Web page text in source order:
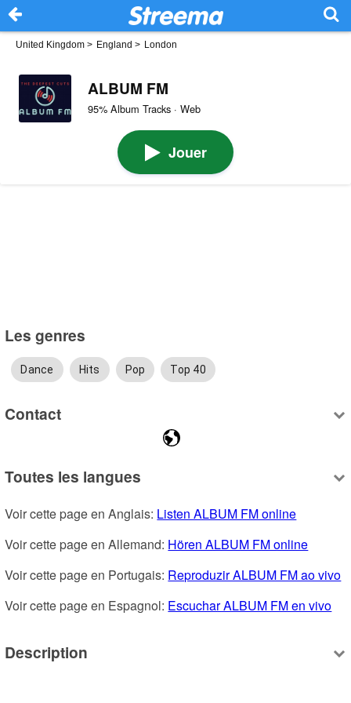
United Kingdom > England > London
ALBUM FM
95% Album Tracks · Web
Jouer
Les genres
Dance Hits Pop Top 40
Contact
Toutes les langues
Voir cette page en Anglais: Listen ALBUM FM online
Voir cette page en Allemand: Hören ALBUM FM online
Voir cette page en Portugais: Reproduzir ALBUM FM ao vivo
Voir cette page en Espagnol: Escuchar ALBUM FM en vivo
Description